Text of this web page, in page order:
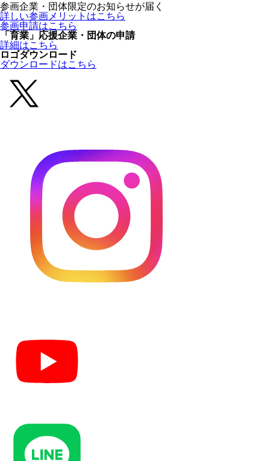
参画企業・団体限定のお知らせが届く
詳しい参画メリットはこちら
参画申請はこちら
「育業」応援企業・団体の申請
詳細はこちら
ロゴダウンロード
ダウンロードはこちら